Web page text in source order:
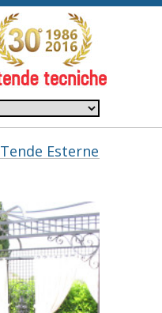
Tende Esterne